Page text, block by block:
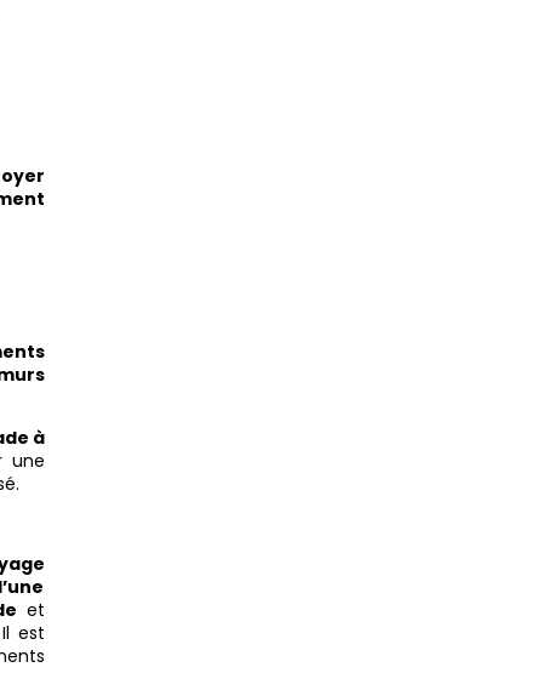
à
une
et
est